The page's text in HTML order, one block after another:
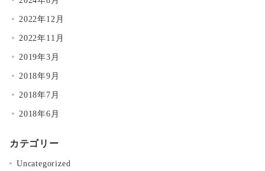
2022年12月
2022年11月
2019年3月
2018年9月
2018年7月
2018年6月
カテゴリー
Uncategorized